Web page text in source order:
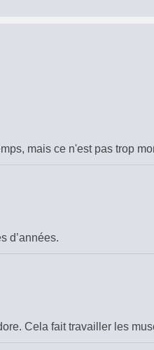
mais ce n'est pas trop
d’années.
Cela fait travailler les